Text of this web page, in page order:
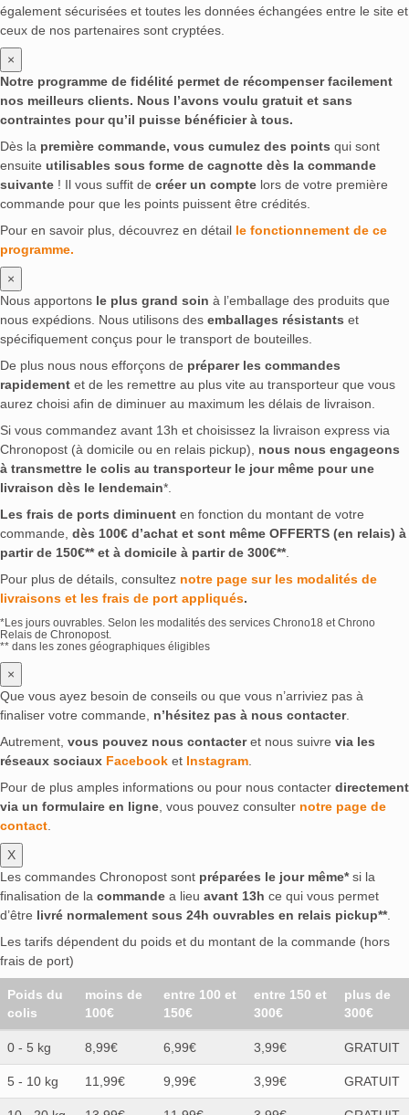
également sécurisées et toutes les données échangées entre le site et
ceux de nos partenaires sont cryptées.
×
Notre programme de fidélité permet de récompenser facilement
nos meilleurs clients. Nous l’avons voulu gratuit et sans
contraintes pour qu’il puisse bénéficier à tous.
Dès la première commande, vous cumulez des points qui sont
ensuite utilisables sous forme de cagnotte dès la commande
suivante ! Il vous suffit de créer un compte lors de votre première
commande pour que les points puissent être crédités.
Pour en savoir plus, découvrez en détail le fonctionnement de ce
programme.
×
Nous apportons le plus grand soin à l’emballage des produits que
nous expédions. Nous utilisons des emballages résistants et
spécifiquement conçus pour le transport de bouteilles.
De plus nous nous efforçons de préparer les commandes
rapidement et de les remettre au plus vite au transporteur que vous
aurez choisi afin de diminuer au maximum les délais de livraison.
Si vous commandez avant 13h et choisissez la livraison express via
Chronopost (à domicile ou en relais pickup), nous nous engageons
à transmettre le colis au transporteur le jour même pour une
livraison dès le lendemain*.
Les frais de ports diminuent en fonction du montant de votre
commande, dès 100€ d’achat et sont même OFFERTS (en relais) à
partir de 150€** et à domicile à partir de 300€**.
Pour plus de détails, consultez notre page sur les modalités de
livraisons et les frais de port appliqués.
*Les jours ouvrables. Selon les modalités des services Chrono18 et Chrono
Relais de Chronopost.
** dans les zones géographiques éligibles
×
Que vous ayez besoin de conseils ou que vous n’arriviez pas à
finaliser votre commande, n’hésitez pas à nous contacter.
Autrement, vous pouvez nous contacteret nous suivre via les
réseaux sociaux Facebook et Instagram
Pour de plus amples informations ou pour nous contacter directement
via un formulaire en ligne , vous pouvez consulter notre page de
contact
X
Les commandes Chronopost sont préparées le jour même*si la
finalisation de la commande a lieu avant 13h ce qui vous permet
d’être livré normalement sous 24h ouvrables en relais pickup**.
Les tarifs dépendent du poids et du montant de la commande (hors
frais de port)
Poids du
colis
moins de
100€
entre 100 et
150€
entre 150 et
300€
plus de
300€
0 - 5 kg 8,99€ 6,99€ 3,99€ GRATUIT
5 - 10 kg 11,99€ 9,99€ 3,99€ GRATUIT